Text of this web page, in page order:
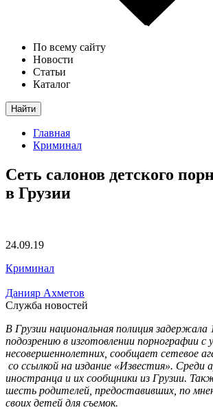
По всему сайту
Новости
Статьи
Каталог
Найти
Главная
Криминал
Сеть салонов детского
в Грузии
24.09.19
Криминал
Данияр Ахметов
Служба новостей
В Грузии национальная полиция задержала
подозрению в изготовлении порнографии с
несовершеннолетних, сообщает сетевое
со ссылкой на издание «Известия». Среди
иностранца и их сообщники из Грузии.
шесть родителей, предоставивших, по
своих детей для съемок.